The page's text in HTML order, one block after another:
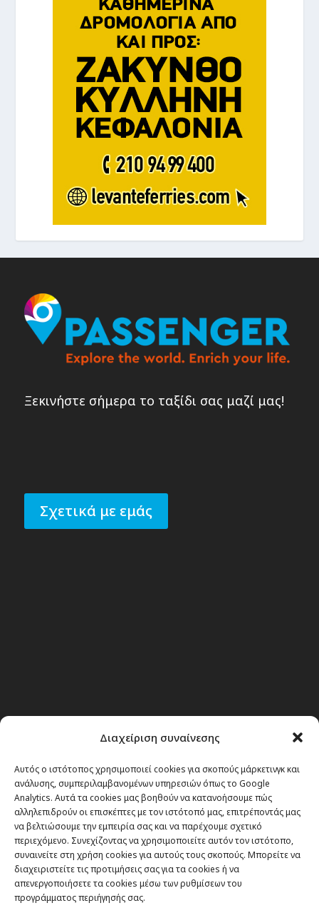
Διαχείριση συναίνεσης
Αυτός ο ιστότοπος χρησιμοποιεί cookies για σκοπούς μάρκετινγκ και
ανάλυσης, συμπεριλαμβανομένων υπηρεσιών όπως το Google
Analytics. Αυτά τα cookies μας βοηθούν να κατανοήσουμε πώς
αλληλεπιδρούν οι επισκέπτες με τον ιστότοπό μας, επιτρέποντάς μας
να βελτιώσουμε την εμπειρία σας και να παρέχουμε σχετικό
περιεχόμενο. Συνεχίζοντας να χρησιμοποιείτε αυτόν τον ιστότοπο,
συναινείτε στη χρήση cookies για αυτούς τους σκοπούς. Μπορείτε να
διαχειριστείτε τις προτιμήσεις σας για τα cookies ή να
απενεργοποιήσετε τα cookies μέσω των ρυθμίσεων του
προγράμματος περιήγησής σας.
Ξεκινήστε σήμερα το ταξίδι σας μαζί μας!
Σχετικά με εμάς
Θέματα
Passenger στην Ελλάδα
Passenger στον κόσμο
TRAVEL NEWS
Οργάνωσε το ταξίδι σου